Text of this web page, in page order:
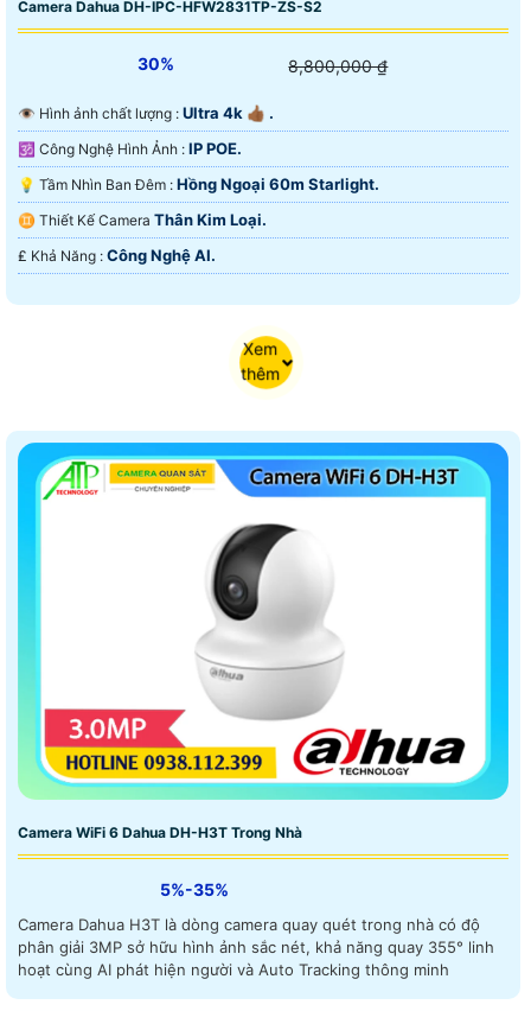
Camera Dahua DH-IPC-HFW2831TP-ZS-S2
30% 8,800,000 ₫
👁 Hình ảnh chất lượng : Ultra 4k 👍🏾 .
🕉️ Công Nghệ Hình Ảnh : IP POE.
💡 Tầm Nhìn Ban Đêm : Hồng Ngoại 60m Starlight.
♊ Thiết Kế Camera Thân Kim Loại.
️₤ Khả Năng : Công Nghệ AI.
Xem
thêm
Camera WiFi 6 Dahua DH-H3T Trong Nhà
5%-35%
Camera Dahua H3T là dòng camera quay quét trong nhà có độ
phân giải 3MP sở hữu hình ảnh sắc nét, khả năng quay 355° linh
hoạt cùng AI phát hiện người và Auto Tracking thông minh